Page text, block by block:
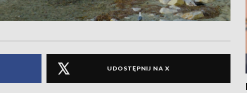
UDOSTĘPNIJ NA X